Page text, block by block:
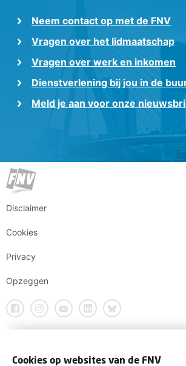
Neem contact op met de FNV
Vragen over het lidmaatschap
Vragen over werk en inkomen
Dienstverlening bij jou in de
Meld je aan voor onze
Disclaimer
Cookies
Privacy
Opzeggen
Cookies op websites van de FNV